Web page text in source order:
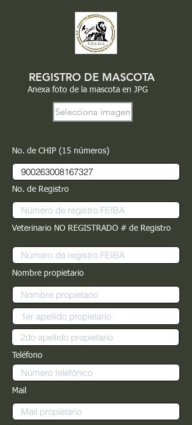
REGISTRO DE MASCOTA
Anexa foto de la mascota en JPG
Selecciona imagen
No. de CHIP (15 números)
No. de Registro
Veterinario NO REGISTRADO # de Registro
Nombre propietario
Teléfono
Mail